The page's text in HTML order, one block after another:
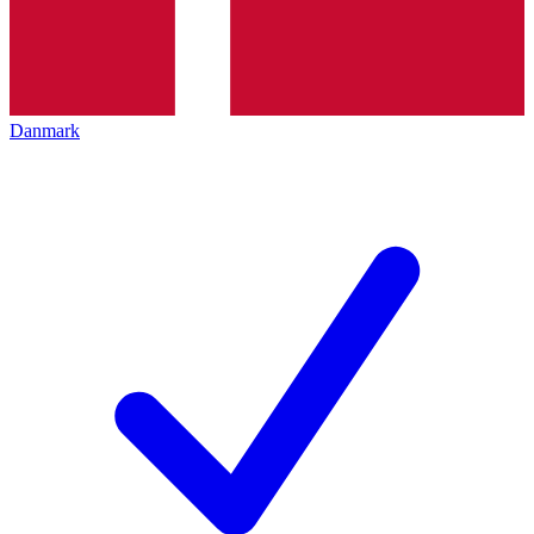
Danmark